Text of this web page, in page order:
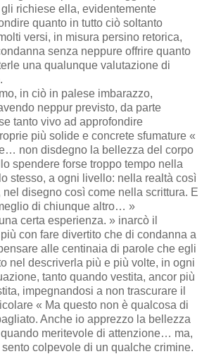
richiese ella, evidentemente
quanto in tutto ciò soltanto
versi, in misura persino retorica,
senza neppure offrire quanto
una qualunque valutazione di
in ciò in palese imbarazzo,
neppur previsto, da parte
tanto vivo ad approfondire
più solide e concrete sfumature «
non disdegno la bellezza del corpo
spendere forse troppo tempo nella
stesso, a ogni livello: nella realtà così
disegno così come nella scrittura. E
di chiunque altro… »
certa esperienza. » inarcò il
con fare divertito che di condanna a
alle centinaia di parole che egli
nel descriverla più e più volte, in ogni
tanto quando vestita, ancor più
impegnandosi a non trascurare il
« Ma questo non è qualcosa di
Anche io apprezzo la bellezza
meritevole di attenzione… ma,
colpevole di un qualche crimine.